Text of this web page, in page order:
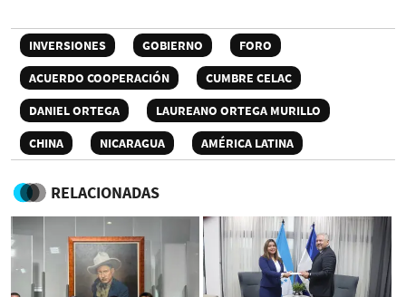
INVERSIONES GOBIERNO
FORO
ACUERDO COOPERACIÓN
CUMBRE CELAC
DANIEL ORTEGA
LAUREANO ORTEGA MURILLO
CHINA
NICARAGUA AMÉRICA LATINA
RELACIONADAS